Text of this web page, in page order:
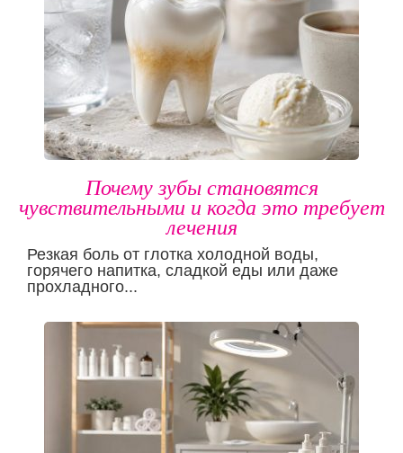
Почему зубы становятся
чувствительными и когда это требует
лечения
Резкая боль от глотка холодной воды,
горячего напитка, сладкой еды или даже
прохладного...